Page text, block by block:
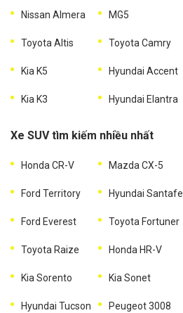
Nissan Almera MG5
Toyota Altis Toyota Camry
Kia K5 Hyundai Accent
Kia K3 Hyundai Elantra
Xe SUV tìm kiếm nhiều nhất
Honda CR-V Mazda CX-5
Ford Territory Hyundai Santafe
Ford Everest Toyota Fortuner
Toyota Raize Honda HR-V
Kia Sorento Kia Sonet
Hyundai Tucson Peugeot 3008